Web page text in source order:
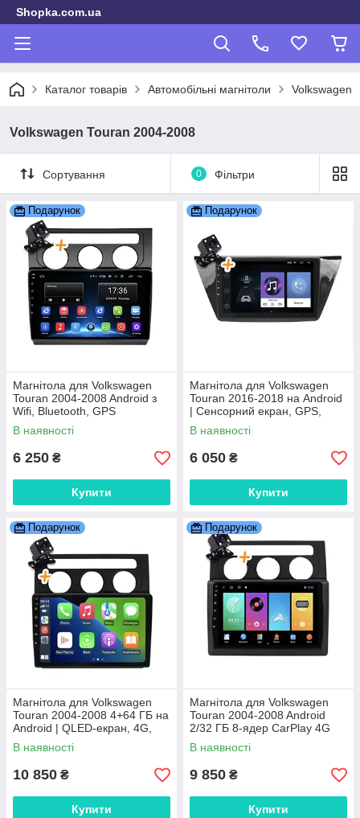
Shopka.com.ua
Каталог товарів Автомобільні магнітоли Volkswagen
Volkswagen Touran 2004-2008
Сортування 0 Фільтри
Подарунок
Магнітола для Volkswagen
Touran 2004-2008 Android з
Wifi, Bluetooth, GPS
В наявності
6 250 ₴
Купити
Подарунок
Магнітола для Volkswagen
Touran 2016-2018 на Android
| Сенсорний екран, GPS,
Bluetooth, камера заднього
виду
В наявності
6 050 ₴
Купити
Подарунок
Магнітола для Volkswagen
Touran 2004-2008 4+64 ГБ на
Android | QLED-екран, 4G,
Bluetooth
В наявності
10 850 ₴
Купити
Подарунок
Магнітола для Volkswagen
Touran 2004-2008 Android
2/32 ГБ 8-ядер CarPlay 4G
QLED
В наявності
9 850 ₴
Купити